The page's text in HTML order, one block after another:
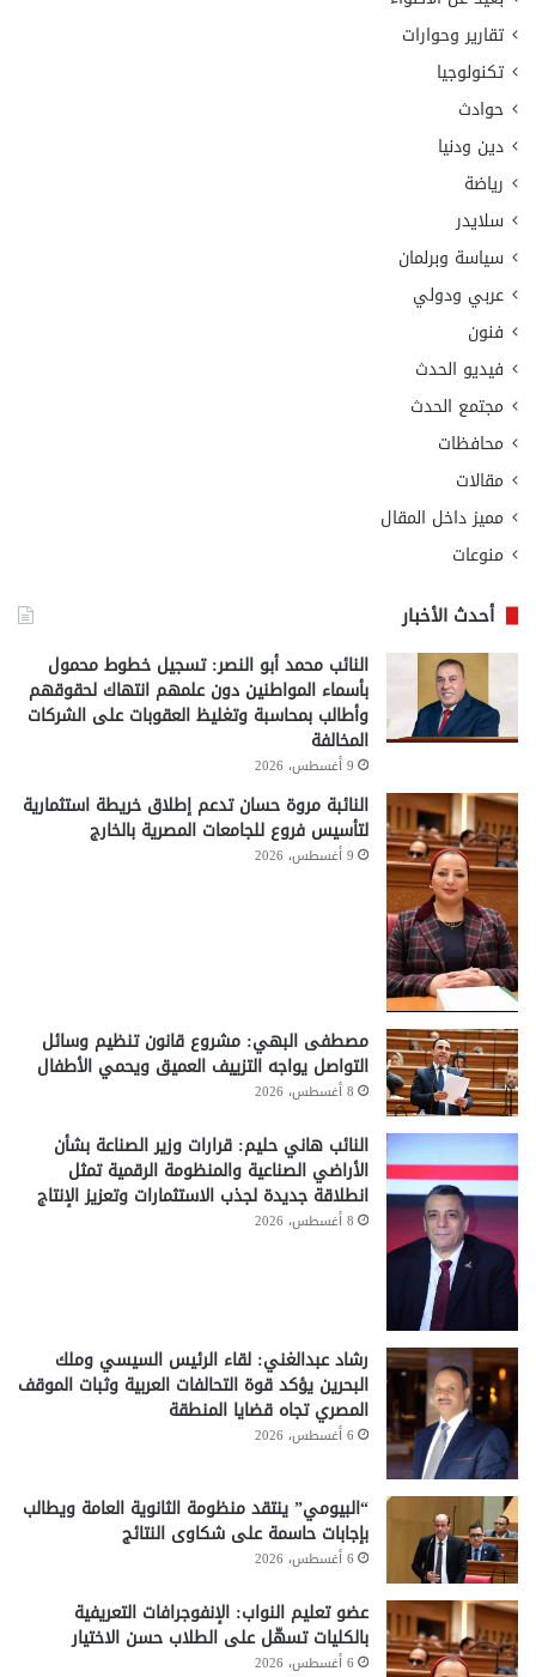
تقارير وحوارات
تكنولوجيا
حوادث
دين ودنيا
رياضة
سلايدر
سياسة وبرلمان
عربي ودولي
فنون
فيديو الحدث
مجتمع الحدث
محافظات
مقالات
مميز داخل المقال
منوعات
أحدث الأخبار
النائب محمد أبو النصر: تسجيل خطوط محمول
بأسماء المواطنين دون علمهم انتهاك لحقوقهم
وأطالب بمحاسبة وتغليظ العقوبات على الشركات
المخالفة
9 أغسطس، 2026
النائبة مروة حسان تدعم إطلاق خريطة استثمارية
لتأسيس فروع للجامعات المصرية بالخارج
9 أغسطس، 2026
مصطفى البهي: مشروع قانون تنظيم وسائل
التواصل يواجه التزييف العميق ويحمي الأطفال
8 أغسطس، 2026
النائب هاني حليم: قرارات وزير الصناعة بشأن
الأراضي الصناعية والمنظومة الرقمية تمثل
انطلاقة جديدة لجذب الاستثمارات وتعزيز الإنتاج
8 أغسطس، 2026
رشاد عبدالغني: لقاء الرئيس السيسي وملك
البحرين يؤكد قوة التحالفات العربية وثبات الموقف
المصري تجاه قضايا المنطقة
6 أغسطس، 2026
“البيومي” ينتقد منظومة الثانوية العامة ويطالب
بإجابات حاسمة على شكاوى النتائج
6 أغسطس، 2026
عضو تعليم النواب: الإنفوجرافات التعريفية
بالكليات تسهّل على الطلاب حسن الاختيار
6 أغسطس، 2026